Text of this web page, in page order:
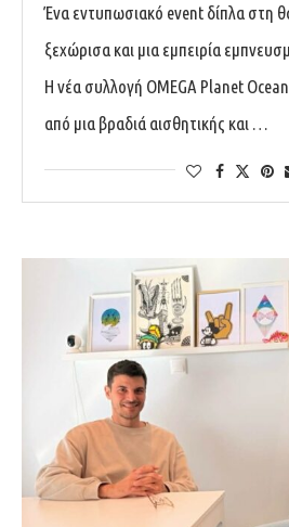
Ένα εντυπωσιακό event δίπλα στη
ξεχώρισα και μια εμπειρία
Η νέα συλλογή OMEGA Planet
από μια βραδιά αισθητικής και …